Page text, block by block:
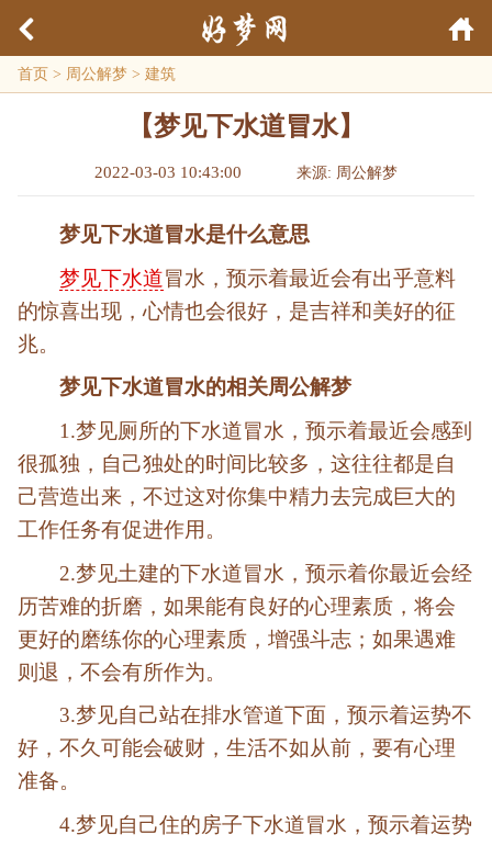
首页 > 周公解梦 > 建筑
【梦见下水道冒水】
2022-03-03 10:43:00 来源: 周公解梦
梦见下水道冒水是什么意思
梦见下水道冒水，预示着最近会有出乎意料
的惊喜出现，心情也会很好，是吉祥和美好的征
兆。
梦见下水道冒水的相关周公解梦
1.梦见厕所的下水道冒水，预示着最近会感到
很孤独，自己独处的时间比较多，这往往都是自
己营造出来，不过这对你集中精力去完成巨大的
工作任务有促进作用。
2.梦见土建的下水道冒水，预示着你最近会经
历苦难的折磨，如果能有良好的心理素质，将会
更好的磨练你的心理素质，增强斗志；如果遇难
则退，不会有所作为。
3.梦见自己站在排水管道下面，预示着运势不
好，不久可能会破财，生活不如从前，要有心理
准备。
4.梦见自己住的房子下水道冒水，预示着运势